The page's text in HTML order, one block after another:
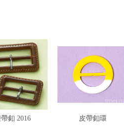
釦 2016 皮帶釦環